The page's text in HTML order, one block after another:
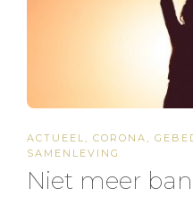
ACTUEEL, CORONA,
SAMENLEVING
Niet meer